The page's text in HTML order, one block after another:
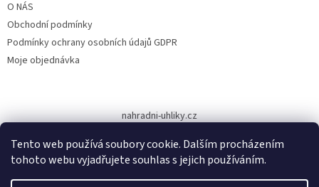
Tento web používá soubory cookie. Dalším procházením
tohoto webu vyjadřujete souhlas s jejich používáním.
O NÁS
Obchodní podmínky
Podmínky ochrany osobních údajů GDPR
Moje objednávka
nahradni-uhliky.cz